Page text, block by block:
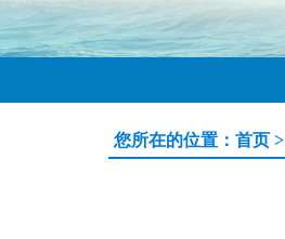
您所在的位置： 首页 >